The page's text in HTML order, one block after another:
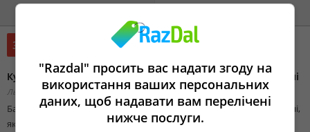
3 500 грн.
Купити теоретичну частину магістерської роботи в Україні
Львовская область, Львов, Добавлено 03 ноября 2025 19:05
Бажаєте купити теоретичну частину магістерської роботи в Україні,
який вразить комісію та стане основою для Вашої подальшої
"Razdal" просить вас надати згоду на
використання ваших персональних
даних, щоб надавати вам перелічені
нижче послуги.